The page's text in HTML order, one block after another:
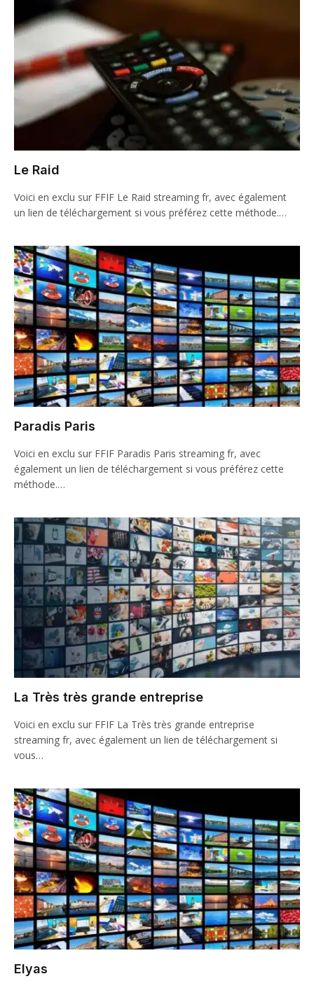
Le Raid
Voici en exclu sur FFIF Le Raid streaming fr, avec également
un lien de téléchargement si vous préférez cette méthode.…
Paradis Paris
Voici en exclu sur FFIF Paradis Paris streaming fr, avec
également un lien de téléchargement si vous préférez cette
méthode.…
La Très très grande entreprise
Voici en exclu sur FFIF La Très très grande entreprise
streaming fr, avec également un lien de téléchargement si
vous…
Elyas